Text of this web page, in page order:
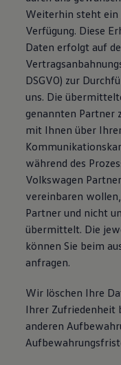
Weiterhin steht
Verfügung. Diese
Daten erfolgt auf
DSGVO) zur
uns. Die
genannten Partner
mit Ihnen über
während des
Volkswagen
vereinbaren
Partner und nicht
übermittelt. Die
können Sie beim
anfragen.
Wir löschen Ihre
Ihrer Zufriedenheit
anderen